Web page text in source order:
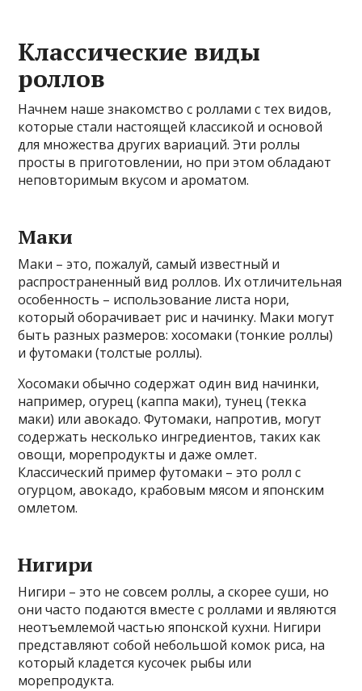
Классические виды
роллов
Начнем наше знакомство с роллами с тех видов,
которые стали настоящей классикой и основой
для множества других вариаций. Эти роллы
просты в приготовлении, но при этом обладают
неповторимым вкусом и ароматом.
Маки
Маки – это, пожалуй, самый известный и
распространенный вид роллов. Их отличительная
особенность – использование листа нори,
который оборачивает рис и начинку. Маки могут
быть разных размеров: хосомаки (тонкие роллы)
и футомаки (толстые роллы).
Хосомаки обычно содержат один вид начинки,
например, огурец (каппа маки), тунец (текка
маки) или авокадо. Футомаки, напротив, могут
содержать несколько ингредиентов, таких как
овощи, морепродукты и даже омлет.
Классический пример футомаки – это ролл с
огурцом, авокадо, крабовым мясом и японским
омлетом.
Нигири
Нигири – это не совсем роллы, а скорее суши, но
они часто подаются вместе с роллами и являются
неотъемлемой частью японской кухни. Нигири
представляют собой небольшой комок риса, на
который кладется кусочек рыбы или
морепродукта.